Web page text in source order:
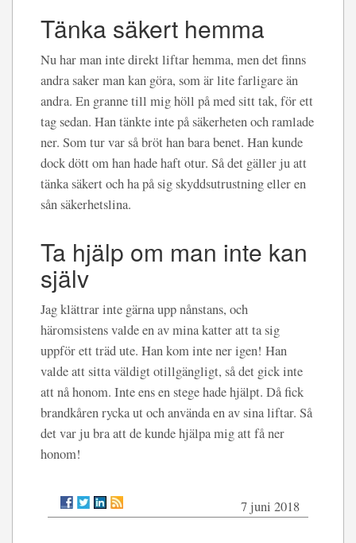
Tänka säkert hemma
Nu har man inte direkt liftar hemma, men det finns
andra saker man kan göra, som är lite farligare än
andra. En granne till mig höll på med sitt tak, för ett
tag sedan. Han tänkte inte på säkerheten och ramlade
ner. Som tur var så bröt han bara benet. Han kunde
dock dött om han hade haft otur. Så det gäller ju att
tänka säkert och ha på sig skyddsutrustning eller en
sån säkerhetslina.
Ta hjälp om man inte kan
själv
Jag klättrar inte gärna upp nånstans, och
häromsistens valde en av mina katter att ta sig
uppför ett träd ute. Han kom inte ner igen! Han
valde att sitta väldigt otillgängligt, så det gick inte
att nå honom. Inte ens en stege hade hjälpt. Då fick
brandkåren rycka ut och använda en av sina liftar. Så
det var ju bra att de kunde hjälpa mig att få ner
honom!
7 juni 2018